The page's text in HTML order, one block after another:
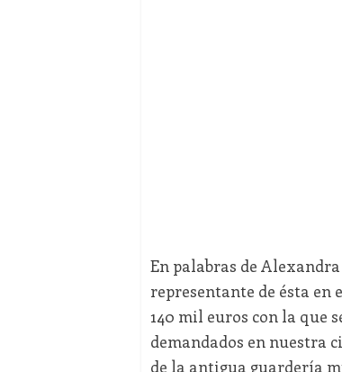
En palabras de
representante de ésta en
140 mil euros con la que
demandados en nuestra
de la antigua guardería